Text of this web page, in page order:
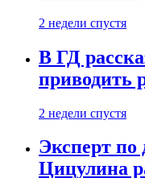
2 недели спустя
В ГД
приводить
2 недели спустя
Эксперт по
Цицулина